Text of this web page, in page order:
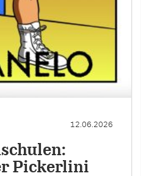
12.06.2026
Pickerlini